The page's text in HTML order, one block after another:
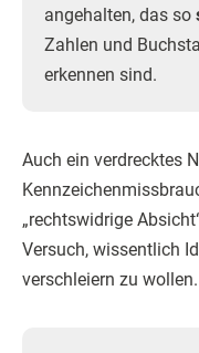
angehalten, das so
Zahlen und
erkennen sind.
Auch ein verdrecktes
„rechtswidrige
Versuch, wissentlich
verschleiern zu wollen.